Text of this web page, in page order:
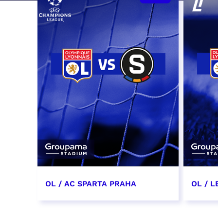
OL / AC SPARTA PRAHA OL /